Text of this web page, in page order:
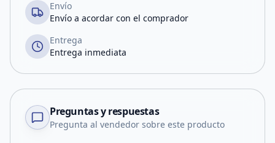
Envío
Envío a acordar con el comprador
Entrega
Entrega inmediata
Preguntas y respuestas
Pregunta al vendedor sobre este producto